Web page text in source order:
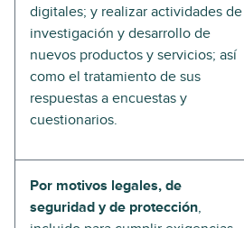
digitales; y realizar actividades de
investigación y desarrollo de
nuevos productos y servicios; así
como el tratamiento de sus
respuestas a encuestas y
cuestionarios.
Por motivos legales, de
seguridad y de protección,